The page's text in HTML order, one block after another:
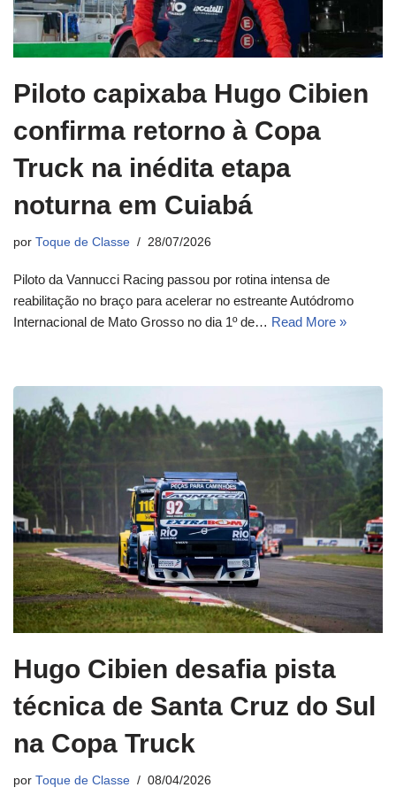
Piloto capixaba Hugo Cibien
confirma retorno à Copa
Truck na inédita etapa
noturna em Cuiabá
por Toque de Classe 28/07/2026
Piloto da Vannucci Racing passou por rotina intensa de
reabilitação no braço para acelerar no estreante Autódromo
Internacional de Mato Grosso no dia 1º de… Read More »
Hugo Cibien desafia pista
técnica de Santa Cruz do Sul
na Copa Truck
por Toque de Classe 08/04/2026